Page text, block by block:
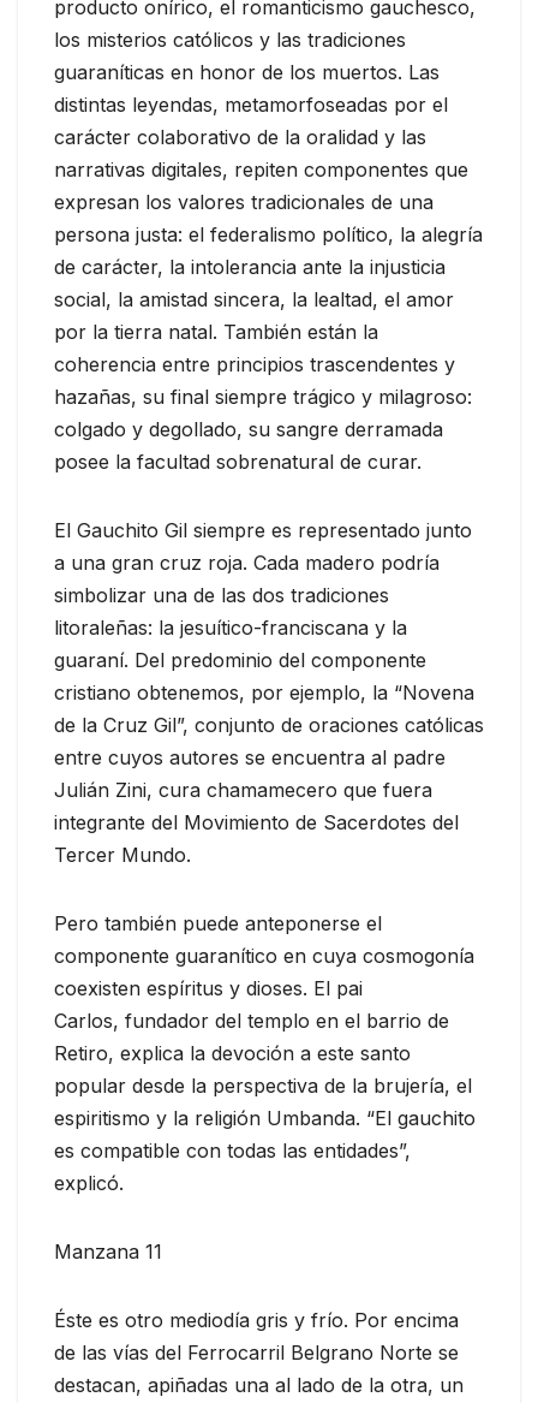
producto onírico, el romanticismo gauchesco,
los misterios católicos y las tradiciones
guaraníticas en honor de los muertos. Las
distintas leyendas, metamorfoseadas por el
carácter colaborativo de la oralidad y las
narrativas digitales, repiten componentes que
expresan los valores tradicionales de una
persona justa: el federalismo político, la alegría
de carácter, la intolerancia ante la injusticia
social, la amistad sincera, la lealtad, el amor
por la tierra natal. También están la
coherencia entre principios trascendentes y
hazañas, su final siempre trágico y milagroso:
colgado y degollado, su sangre derramada
posee la facultad sobrenatural de curar.
El Gauchito Gil siempre es representado junto
a una gran cruz roja. Cada madero podría
simbolizar una de las dos tradiciones
litoraleñas: la jesuítico-franciscana y la
guaraní. Del predominio del componente
cristiano obtenemos, por ejemplo, la “Novena
de la Cruz Gil”, conjunto de oraciones católicas
entre cuyos autores se encuentra al padre
Julián Zini, cura chamamecero que fuera
integrante del Movimiento de Sacerdotes del
Tercer Mundo.
Pero también puede anteponerse el
componente guaranítico en cuya cosmogonía
coexisten espíritus y dioses. El pai
Carlos, fundador del templo en el barrio de
Retiro, explica la devoción a este santo
popular desde la perspectiva de la brujería, el
espiritismo y la religión Umbanda. “El gauchito
es compatible con todas las entidades”,
explicó.
Manzana 11
Éste es otro mediodía gris y frío. Por encima
de las vías del Ferrocarril Belgrano Norte se
destacan, apiñadas una al lado de la otra, un